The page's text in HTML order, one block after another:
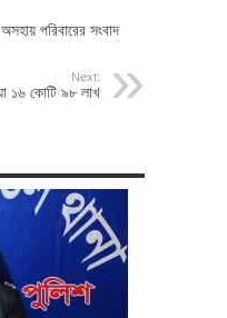
পরিবারের সংবাদ
Next:
১৬ কোটি ৯৮ লাখ